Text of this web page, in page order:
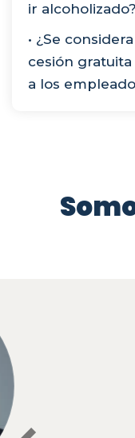
ir alcoholizado?
• ¿Se
cesión
a los